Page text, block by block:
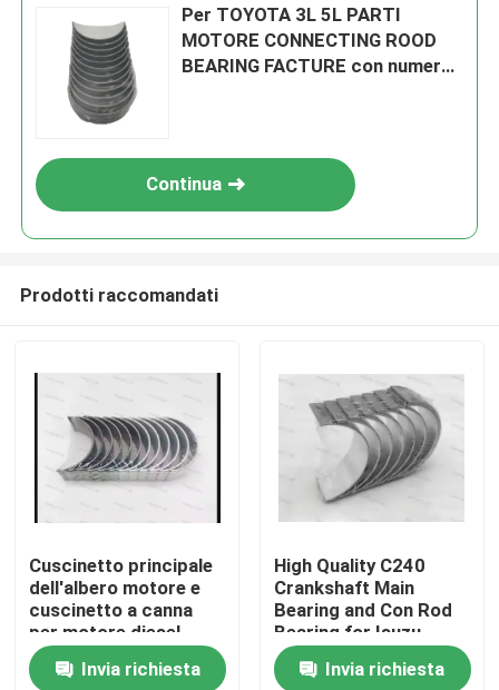
Per TOYOTA 3L 5L PARTI
MOTORE CONNECTING ROOD
BEARING FACTURE con numero
Continua
Prodotti raccomandati
Cuscinetto principale
dell'albero motore e
cuscinetto a canna
per motore diesel
Cummins 6D114 Parte
3950661 3945918
Invia richiesta
High Quality C240
Crankshaft Main
Bearing and Con Rod
Bearing for Isuzu
Motor Diesel Engine
Part
Invia richiesta